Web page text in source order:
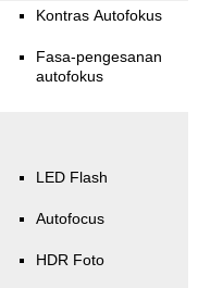
Kontras Autofokus
Fasa-pengesanan
autofokus
LED Flash
Autofocus
HDR Foto